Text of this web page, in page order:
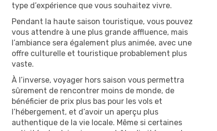
type d’expérience que vous souhaitez vivre.
Pendant la haute saison touristique, vous pouvez
vous attendre à une plus grande affluence, mais
l’ambiance sera également plus animée, avec une
offre culturelle et touristique probablement plus
vaste.
À l’inverse, voyager hors saison vous permettra
sûrement de rencontrer moins de monde, de
bénéficier de prix plus bas pour les vols et
l’hébergement, et d’avoir un aperçu plus
authentique de la vie locale. Même si certaines